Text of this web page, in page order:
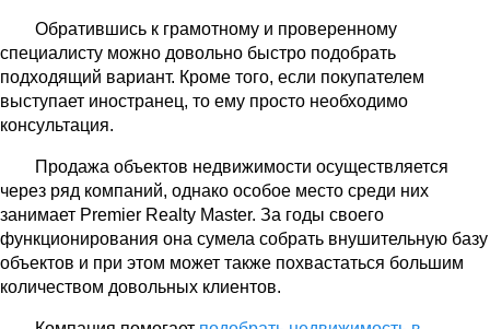
Обратившись к грамотному и проверенному
специалисту можно довольно быстро подобрать
подходящий вариант. Кроме того, если покупателем
выступает иностранец, то ему просто необходимо
консультация.
Продажа объектов недвижимости осуществляется
через ряд компаний, однако особое место среди них
занимает Premier Realty Master. За годы своего
функционирования она сумела собрать внушительную базу
объектов и при этом может также похвастаться большим
количеством довольных клиентов.